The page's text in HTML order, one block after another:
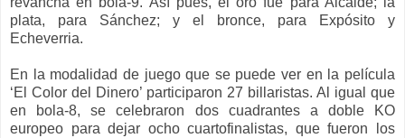
plata, para Sánchez; y el bronce, para Expósito y
Echeverria.
En la modalidad de juego que se puede ver en la película
‘El Color del Dinero’ participaron 27 billaristas. Al igual que
en bola-8, se celebraron dos cuadrantes a doble KO
europeo para dejar ocho cuartofinalistas, que fueron los